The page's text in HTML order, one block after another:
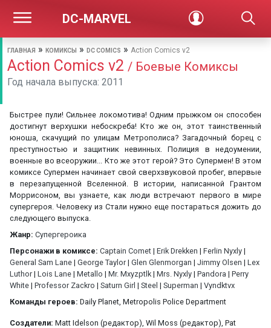
DC-MARVEL
ГЛАВНАЯ » КОМИКСЫ » DC COMICS » Action Comics v2
Action Comics v2 / Боевые Комиксы
Год начала выпуска: 2011
Быстрее пули! Сильнее локомотива! Одним прыжком он способен
достигнут верхушки небоскреба! Кто же он, этот таинственный
юноша, скачущий по улицам Метрополиса? Загадочный борец с
преступностью и защитник невинных. Полиция в недоумении,
военные во всеоружии... Кто же этот герой? Это Супермен! В этом
комиксе Супермен начинает свой сверхзвуковой пробег, впервые
в перезапущенной Вселенной. В истории, написанной Грантом
Моррисоном, вы узнаете, как люди встречают первого в мире
супергероя. Человеку из Стали нужно еще постараться дожить до
следующего выпуска.
Жанр: Супергероика
Персонажи в комиксе: Captain Comet | Erik Drekken | Ferlin Nyxly |
General Sam Lane | George Taylor | Glen Glenmorgan | Jimmy Olsen | Lex
Luthor | Lois Lane | Metallo | Mr. Mxyzptlk| Mrs. Nyxly | Pandora | Perry
White | Professor Zackro | Saturn Girl | Steel | Superman | Vyndktvx
Команды героев: Daily Planet, Metropolis Police Department
Создатели: Matt Idelson (редактор), Wil Moss (редактор), Pat